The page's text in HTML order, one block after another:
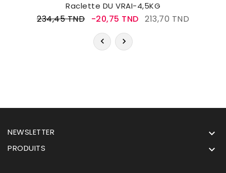
Raclette DU VRAI-4,5KG
234,45 TND -20,75 TND 213,70 TND
NEWSLETTER 
PRODUITS 